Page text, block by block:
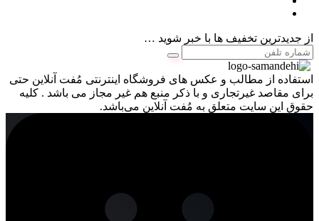
از جدیدترین تخفیف ها با خبر شوید …
استفاده از مطالب و عکس های فروشگاه اینترنتی مُفت آنلاین حتی
برای مقاصد غیرتجاری و با ذکر منبع هم غیر مجاز می باشد . کلیه
حقوق این سایت متعلق به مُفت آنلاین می‌باشد.